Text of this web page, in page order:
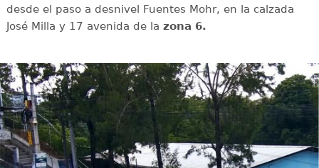
desde el paso a desnivel Fuentes Mohr, en la calzada
José Milla y 17 avenida de la zona 6.